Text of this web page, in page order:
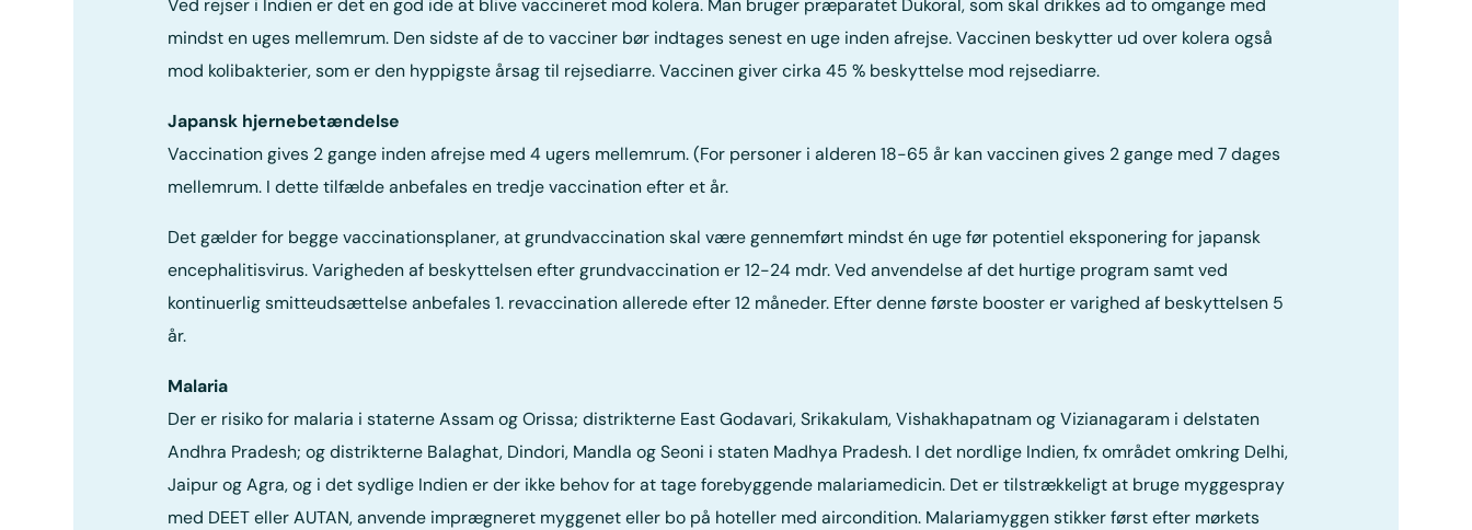
mindst en uges mellemrum. Den sidste af de to vacciner bør indtages senest en uge inden afrejse. Vaccinen beskytter ud over kolera også
mod kolibakterier, som er den hyppigste årsag til rejsediarre. Vaccinen giver cirka 45 % beskyttelse mod rejsediarre.
Japansk hjernebetændelse
Vaccination gives 2 gange inden afrejse med 4 ugers mellemrum. (For personer i alderen 18-65 år kan vaccinen gives 2 gange med 7 dages
mellemrum. I dette tilfælde anbefales en tredje vaccination efter et år.
Det gælder for begge vaccinationsplaner, at grundvaccination skal være gennemført mindst én uge før potentiel eksponering for japansk
encephalitisvirus. Varigheden af beskyttelsen efter grundvaccination er 12-24 mdr. Ved anvendelse af det hurtige program samt ved
kontinuerlig smitteudsættelse anbefales 1. revaccination allerede efter 12 måneder. Efter denne første booster er varighed af beskyttelsen 5
år.
Malaria
Der er risiko for malaria i staterne Assam og Orissa; distrikterne East Godavari, Srikakulam, Vishakhapatnam og Vizianagaram i delstaten
Andhra Pradesh; og distrikterne Balaghat, Dindori, Mandla og Seoni i staten Madhya Pradesh. I det nordlige Indien, fx området omkring Delhi,
Jaipur og Agra, og i det sydlige Indien er der ikke behov for at tage forebyggende malariamedicin. Det er tilstrækkeligt at bruge myggespray
med DEET eller AUTAN, anvende imprægneret myggenet eller bo på hoteller med aircondition. Malariamyggen stikker først efter mørkets